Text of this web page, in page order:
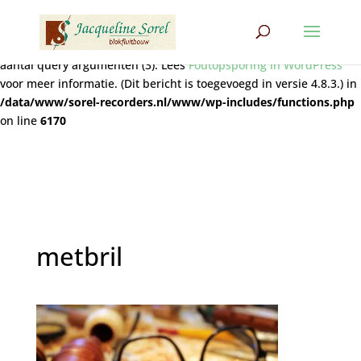
: Functie wpdb::prepare werd
aangeroepen. De
query bevat niet het juiste aantal plaatshouders (2) voor het
aantal query argumenten (3). LeesFoutopsporing in WordPress
voor meer informatie. (Dit bericht is toegevoegd in versie 4.8.3.) in
/data/www/sorel-recorders.nl/www/wp-includes/functions.php
on line 6170
metbril